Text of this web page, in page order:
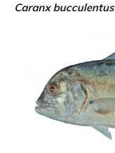
Caranx bucculentus